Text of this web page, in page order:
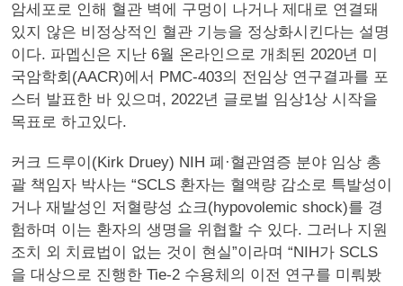
암세포로 인해 혈관 벽에 구멍이 나거나 제대로 연결돼
있지 않은 비정상적인 혈관 기능을 정상화시킨다는 설명
이다. 파멥신은 지난 6월 온라인으로 개최된 2020년 미
국암학회(AACR)에서 PMC-403의 전임상 연구결과를 포
스터 발표한 바 있으며, 2022년 글로벌 임상1상 시작을
목표로 하고있다.
커크 드루이(Kirk Druey) NIH 폐·혈관염증 분야 임상 총
괄 책임자 박사는 “SCLS 환자는 혈액량 감소로 특발성이
거나 재발성인 저혈량성 쇼크(hypovolemic shock)를 경
험하며 이는 환자의 생명을 위협할 수 있다. 그러나 지원
조치 외 치료법이 없는 것이 현실”이라며 “NIH가 SCLS
을 대상으로 진행한 Tie-2 수용체의 이전 연구를 미뤄봤